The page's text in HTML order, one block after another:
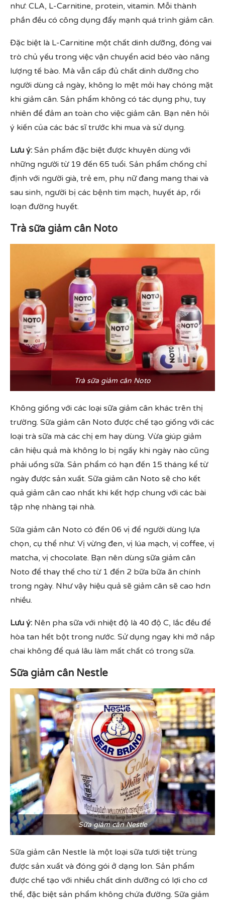
như: CLA, L-Carnitine, protein, vitamin. Mỗi thành
phần đều có công dụng đẩy mạnh quá trình giảm cân.
Đặc biệt là L-Carnitine một chất dinh dưỡng, đóng vai
trò chủ yếu trong việc vận chuyển acid béo vào năng
lượng tế bào. Mà vẫn cấp đủ chất dinh dưỡng cho
người dùng cả ngày, không lo mệt mỏi hay chóng mặt
khi giảm cân. Sản phẩm không có tác dụng phụ, tuy
nhiên để đảm an toàn cho việc giảm cân. Bạn nên hỏi
ý kiến của các bác sĩ trước khi mua và sử dụng.
Lưu ý: Sản phẩm đặc biệt được khuyên dùng với
những người từ 19 đến 65 tuổi. Sản phẩm chống chỉ
định với người già, trẻ em, phụ nữ đang mang thai và
sau sinh, người bị các bệnh tim mạch, huyết áp, rối
loạn đường huyết.
Trà sữa giảm cân Noto
Trà sữa giảm cân Noto
Không giống với các loại sữa giảm cân khác trên thị
trường. Sữa giảm cân Noto được chế tạo giống với các
loại trà sữa mà các chị em hay dùng. Vừa giúp giảm
cân hiệu quả mà không lo bị ngấy khi ngày nào cũng
phải uống sữa. Sản phẩm có hạn đến 15 tháng kể từ
ngày được sản xuất. Sữa giảm cân Noto sẽ cho kết
quả giảm cân cao nhất khi kết hợp chung với các bài
tập nhẹ nhàng tại nhà.
Sữa giảm cân Noto có đến 06 vị để người dùng lựa
chọn, cụ thể như: Vị vừng đen, vị lúa mạch, vị coffee, vị
matcha, vị chocolate. Bạn nên dùng sữa giảm cân
Noto để thay thế cho từ 1 đến 2 bữa bữa ăn chính
trong ngày. Như vậy hiệu quả sẽ giảm cân sẽ cao hơn
nhiều.
Lưu ý: Nên pha sữa với nhiệt độ là 40 độ C, lắc đều để
hòa tan hết bột trong nước. Sử dụng ngay khi mở nắp
chai không để quá lâu làm mất chất có trong sữa.
Sữa giảm cân Nestle
Sữa giảm cân Nestle
Sữa giảm cân Nestle là một loại sữa tươi tiệt trùng
được sản xuất và đóng gói ở dạng lon. Sản phẩm
được chế tạo với nhiều chất dinh dưỡng có lợi cho cơ
thể, đặc biệt sản phẩm không chứa đường. Sữa giảm